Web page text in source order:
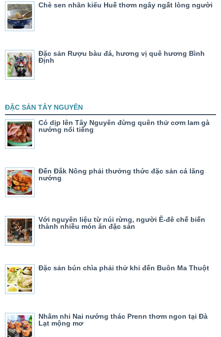
Chè sen nhãn kiểu Huế thơm ngây ngất lòng người
Đặc sản Rượu bàu đá, hương vị quê hương Bình
Định
ĐẶC SẢN TÂY NGUYÊN
Có dịp lên Tây Nguyên đừng quên thử cơm lam gà
nướng nổi tiếng
Đến Đắk Nông phải thưởng thức đặc sản cá lăng
nướng
Với nguyên liệu từ núi rừng, người Ê-đê chế biến
thành nhiều món ăn đặc sản
Đặc sản bún chìa phải thử khi đến Buôn Ma Thuột
Nhâm nhi Nai nướng thác Prenn thơm ngon tại Đà
Lạt mộng mơ